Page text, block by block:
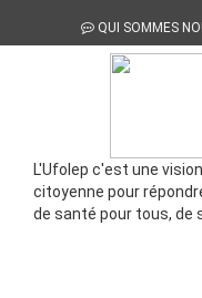
QUI SOMMES
L'Ufolep c'est une
citoyenne pour
de santé pour tous, de